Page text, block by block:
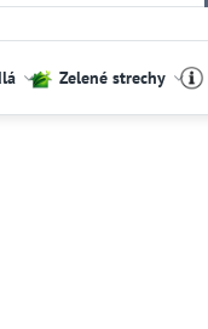
Zelené strechy